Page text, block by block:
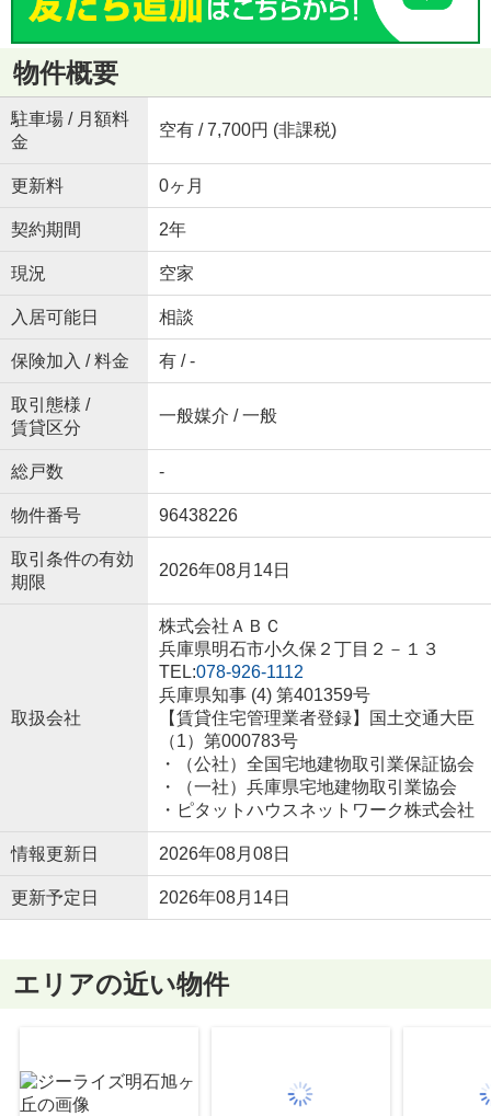
物件概要
駐車場 / 月額料
金
空有 / 7,700円 (非課税)
更新料 0ヶ月
契約期間 2年
現況 空家
入居可能日 相談
保険加入 / 料金 有 / -
取引態様 /
賃貸区分
一般媒介 / 一般
総戸数 -
物件番号 96438226
取引条件の有効
期限
2026年08月14日
取扱会社
株式会社ＡＢＣ
兵庫県明石市小久保２丁目２－１３
TEL:078-926-1112
兵庫県知事 (4) 第401359号
【賃貸住宅管理業者登録】国土交通大臣
（1）第000783号
・（公社）全国宅地建物取引業保証協会
・（一社）兵庫県宅地建物取引業協会
・ピタットハウスネットワーク株式会社
情報更新日 2026年08月08日
更新予定日 2026年08月14日
エリアの近い物件